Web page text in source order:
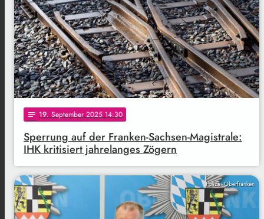
notes 19. September 2025 14:30
Sperrung auf der Franken-Sachsen-Magistrale:
IHK kritisiert jahrelanges Zögern
Polizei Oberfranken